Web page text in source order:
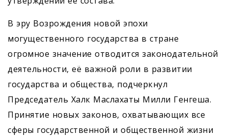
В эру Возрождения новой эпохи
могущественного государства в стране
огромное значение отводится законодательной
деятельности, её важной роли в развитии
государства и общества, подчеркнул
Председатель Халк Маслахаты Милли Генгеша.
Принятие новых законов, охватывающих все
сферы государственной и общественной жизни